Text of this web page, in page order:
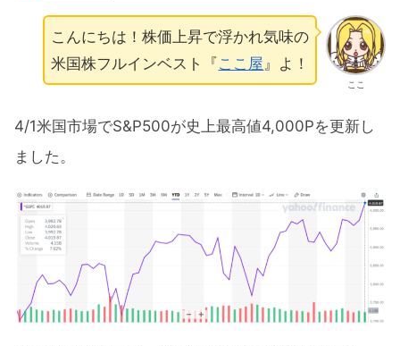
ここ
こんにちは！株価上昇で浮かれ気味の
米国株フルインベスト『 ここ屋』よ！
4/1米国市場でS&P500が史上最高値4,000Pを更新し
ました。